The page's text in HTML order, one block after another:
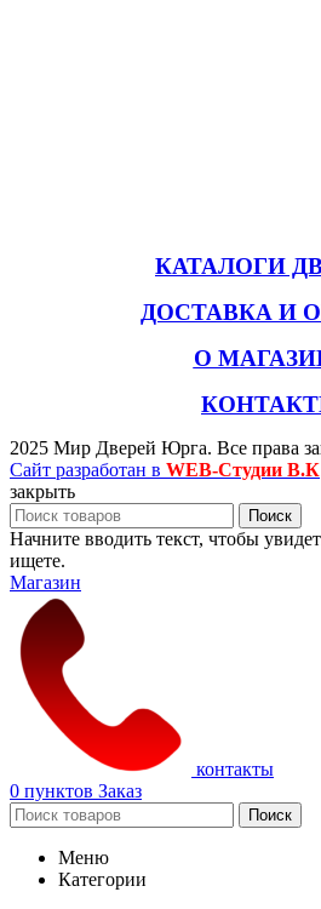
КАТАЛОГИ
ДОСТАВКА И
О
2025 Мир Дверей Юрга. Все права
Сайт разработан в WEB-Студии В.К
закрыть
Поиск
Начните вводить текст, чтобы
ищете.
Магазин
контакты
0 пунктов Заказ
Поиск
Меню
Категории